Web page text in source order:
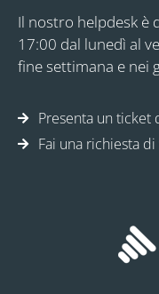
Il nostro helpdesk è
17:00 dal lunedì al
fine settimana e nei
Presenta un ticket
Fai una richiesta